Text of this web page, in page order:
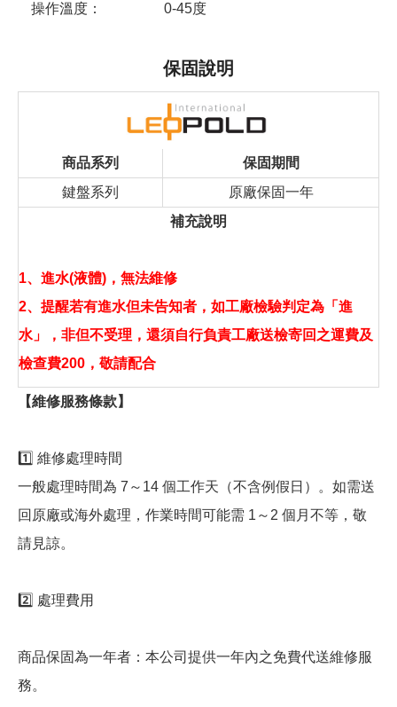
操作溫度： 0-45度
保固說明
商品系列
保固期間
鍵盤系列
原廠保固一年
補充說明
1、進水(液體)，無法維修
2、提醒若有進水但未告知者，如工廠檢驗判定為「進
水」，非但不受理，還須自行負責工廠送檢寄回之運費及
檢查費200，敬請配合
【維修服務條款】
1️⃣ 維修處理時間
一般處理時間為 7～14 個工作天（不含例假日）。如需送
回原廠或海外處理，作業時間可能需 1～2 個月不等，敬
請見諒。
2️⃣ 處理費用
商品保固為一年者：本公司提供一年內之免費代送維修服
務。